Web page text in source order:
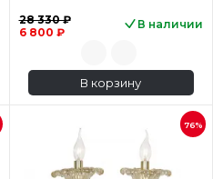
28 330 ₽
6 800 ₽
В наличии
В корзину
76%